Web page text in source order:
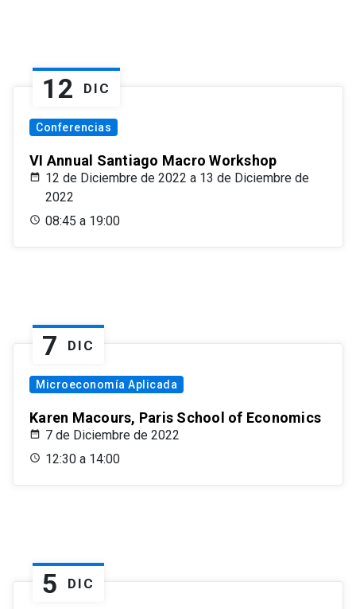
12 DIC
Conferencias
VI Annual Santiago Macro Workshop
12 de Diciembre de 2022 a 13 de Diciembre de
2022
08:45 a 19:00
7 DIC
Microeconomía Aplicada
Karen Macours, Paris School of Economics
7 de Diciembre de 2022
12:30 a 14:00
5 DIC